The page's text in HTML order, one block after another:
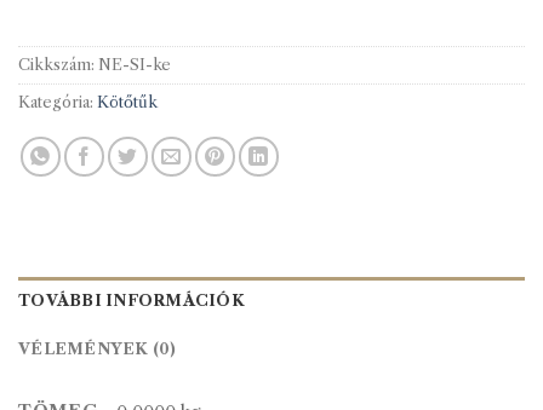
Cikkszám: NE-SI-ke
Kategória: Kötőtűk
TOVÁBBI INFORMÁCIÓK
VÉLEMÉNYEK (0)